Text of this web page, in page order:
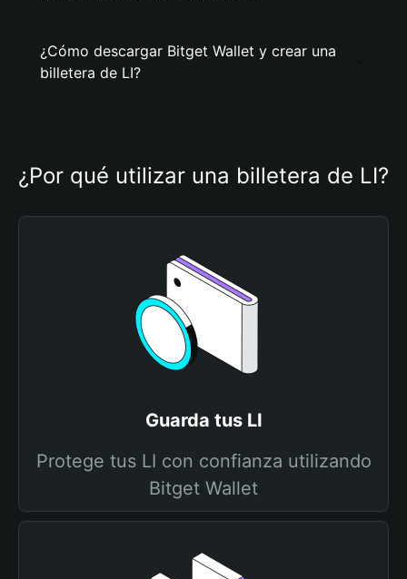
¿Cómo descargar Bitget Wallet y crear una
billetera de LI?
¿Por qué utilizar una billetera de LI?
Guarda tus LI
Protege tus LI con confianza utilizando
Bitget Wallet